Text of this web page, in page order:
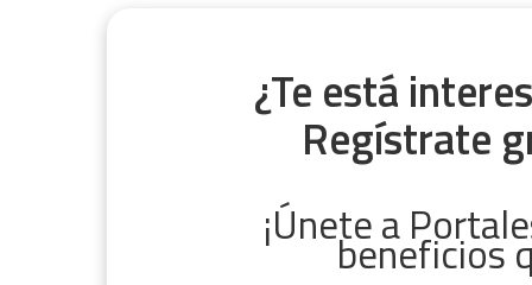
¿Te está
Regístrate
¡Únete a beneficios